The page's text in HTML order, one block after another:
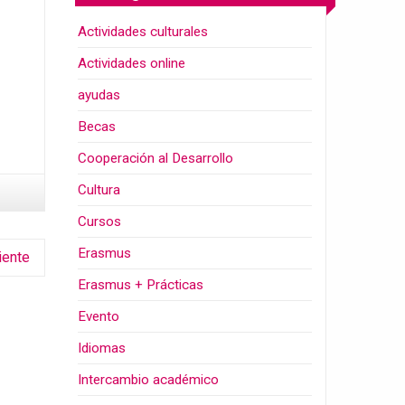
Actividades culturales
Actividades online
ayudas
Becas
Cooperación al Desarrollo
Cultura
Cursos
Erasmus
Erasmus + Prácticas
Evento
Idiomas
Intercambio académico